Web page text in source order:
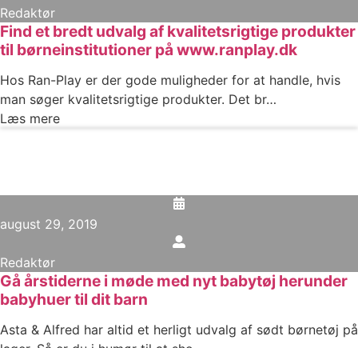
Redaktør
Find et bredt udvalg af kvalitetsrigtige produkter
til børneinstitutioner på www.ranplay.dk
Hos Ran-Play er der gode muligheder for at handle, hvis
man søger kvalitetsrigtige produkter. Det br…
Læs mere
august 29, 2019
Redaktør
Gå årstiderne i møde med nyt babytøj herunder
babyhuer til dit barn
Asta & Alfred har altid et herligt udvalg af sødt børnetøj på